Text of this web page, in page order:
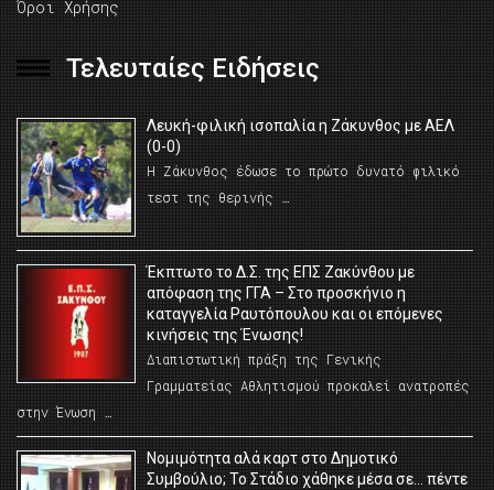
Όροι Χρήσης
Τελευταίες Ειδήσεις
Λευκή-φιλική ισοπαλία η Ζάκυνθος με ΑΕΛ
(0-0)
Η Ζάκυνθος έδωσε το πρώτο δυνατό φιλικό
τεστ της θερινής …
Έκπτωτο το Δ.Σ. της ΕΠΣ Ζακύνθου με
απόφαση της ΓΓΑ – Στο προσκήνιο η
καταγγελία Ραυτόπουλου και οι επόμενες
κινήσεις της Ένωσης!
Διαπιστωτική πράξη της Γενικής
Γραμματείας Αθλητισμού προκαλεί ανατροπές
στην Ένωση …
Νομιμότητα αλά καρτ στο Δημοτικό
Συμβούλιο; Το Στάδιο χάθηκε μέσα σε… πέντε